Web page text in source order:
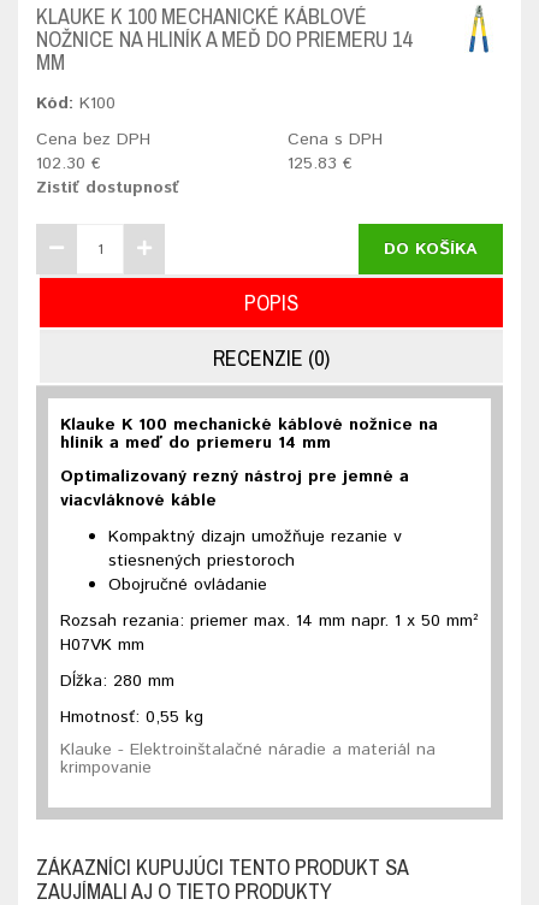
KLAUKE K 100 MECHANICKÉ KÁBLOVÉ
NOŽNICE NA HLINÍK A MEĎ DO PRIEMERU 14
MM
Kód: K100
Cena bez DPH
102.30 €
Cena s DPH
125.83 €
Zistiť dostupnosť
DO KOŠÍKA
POPIS
RECENZIE (0)
Klauke K 100 mechanické káblové nožnice na
hliník a meď do priemeru 14 mm
Optimalizovaný rezný nástroj pre jemné a
viacvláknové káble
Kompaktný dizajn umožňuje rezanie v
stiesnených priestoroch
Obojručné ovládanie
Rozsah rezania: priemer max. 14 mm napr. 1 x 50 mm²
H07VK mm
Dĺžka: 280 mm
Hmotnosť: 0,55 kg
Klauke - Elektroinštalačné náradie a materiál na
krimpovanie
ZÁKAZNÍCI KUPUJÚCI TENTO PRODUKT SA
ZAUJÍMALI AJ O TIETO PRODUKTY